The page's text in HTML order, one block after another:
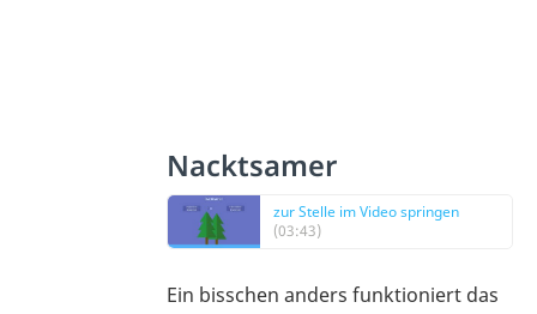
Nacktsamer
zur Stelle im Video springen
(03:43)
Ein bisschen anders funktioniert das